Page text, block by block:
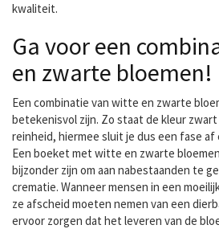
kwaliteit.
Ga voor een
en zwarte bloemen!
Een combinatie van witte en zwarte
betekenisvol zijn. Zo staat de kleur
reinheid, hiermee sluit je dus een fase
Een boeket met witte en zwarte
bijzonder zijn om aan nabestaanden te
crematie. Wanneer mensen in een
ze afscheid moeten nemen van een
ervoor zorgen dat het leveren van de